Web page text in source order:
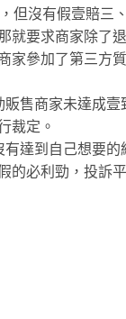
但沒有假壹賠三
就要求商家除了
家參加了第三方
售商家未達成
裁定。
達到自己想要
的必利勁，投訴